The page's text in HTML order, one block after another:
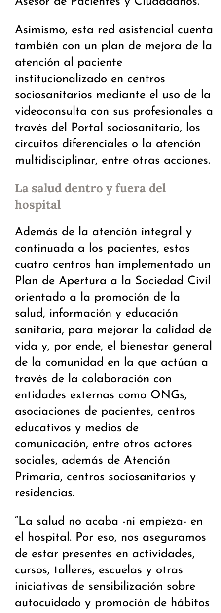
Asimismo, esta red asistencial cuenta
también con un plan de mejora de la
atención al paciente
institucionalizado en centros
sociosanitarios mediante el uso de la
videoconsulta con sus profesionales a
través del Portal sociosanitario, los
circuitos diferenciales o la atención
multidisciplinar, entre otras acciones.
La salud dentro y fuera del
hospital
Además de la atención integral y
continuada a los pacientes, estos
cuatro centros han implementado un
Plan de Apertura a la Sociedad Civil
orientado a la promoción de la
salud, información y educación
sanitaria, para mejorar la calidad de
vida y, por ende, el bienestar general
de la comunidad en la que actúan a
través de la colaboración con
entidades externas como ONGs,
asociaciones de pacientes, centros
educativos y medios de
comunicación, entre otros actores
sociales, además de Atención
Primaria, centros sociosanitarios y
residencias.
“La salud no acaba -ni empieza- en
el hospital. Por eso, nos aseguramos
de estar presentes en actividades,
cursos, talleres, escuelas y otras
iniciativas de sensibilización sobre
autocuidado y promoción de hábitos